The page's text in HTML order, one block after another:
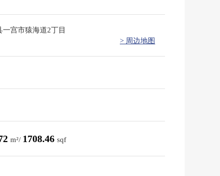
一宫市猿海道2丁目
> 周边地图
m²/ 1708.46 sqf